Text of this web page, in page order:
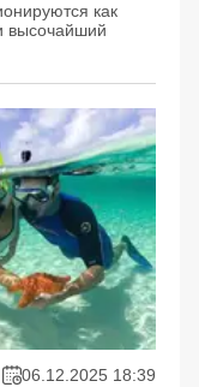
как
высочайший
06.12.2025 18:39